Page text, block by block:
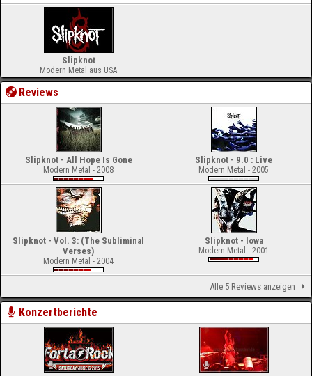
Slipknot
Modern Metal aus USA
Reviews
Slipknot - All Hope Is Gone
Modern Metal - 2008
Slipknot - 9.0 : Live
Modern Metal - 2005
Slipknot - Vol. 3: (The Subliminal
Verses)
Modern Metal - 2004
Slipknot - Iowa
Modern Metal - 2001
Alle 5 Reviews anzeigen
Konzertberichte